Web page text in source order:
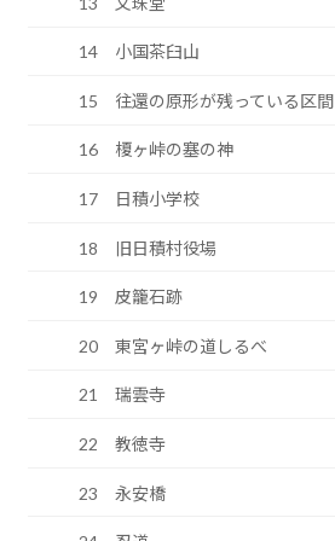
14 小国茶臼山
15 往還の原形が残っている区間
16 榎ヶ峠の塞の神
17 日積小学校
18 旧日積村役場
19 皮籠石跡
20 東宮ヶ峠の道しるべ
21 瑞雲寺
22 教徳寺
23 永安橋